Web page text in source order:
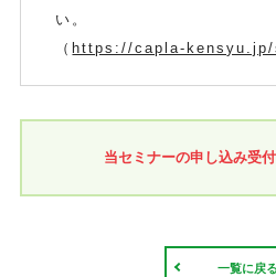
い。
（ https://capla-kensyu.jp/
当セミナーの申し込み受
一覧に戻る